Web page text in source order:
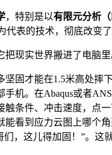
，特别是以有限元分析（
代表的技术，彻底改变了
把现实世界搬进了电脑里
固才能在1.5米高处摔
机。在Abaqus或者
触条件、冲击速度，点一
能看到应力云图上哪个
们，这儿得加固！”。这